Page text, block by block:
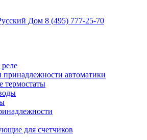
8 (495) 777-25-70
принадлежности автоматики
термостаты
для счетчиков